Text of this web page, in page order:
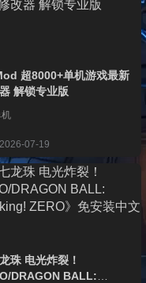
中文版
前
小时前
分
前
超8000+单机游戏最新
解锁专业版
机
2026-07-19
龙珠 电光炸裂！
DRAGON BALL: